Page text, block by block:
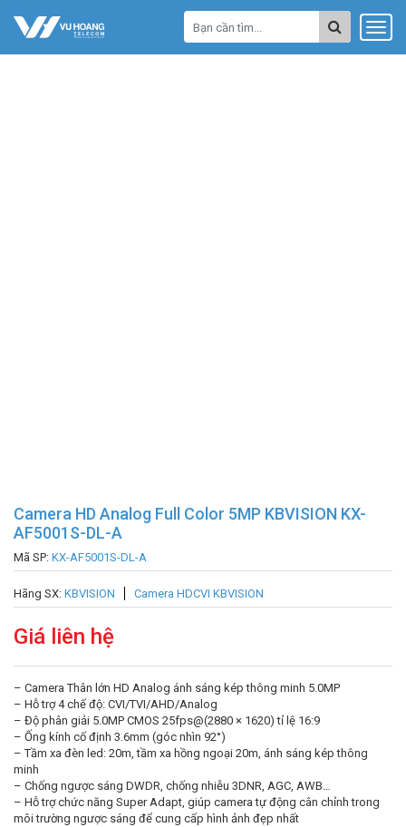
Camera HD Analog Full Color 5MP KBVISION KX-
AF5001S-DL-A
Mã SP: KX-AF5001S-DL-A
Hãng SX: KBVISION Camera HDCVI KBVISION
Giá liên hệ
– Camera Thân lớn HD Analog ánh sáng kép thông minh 5.0MP
– Hỗ trợ 4 chế độ: CVI/TVI/AHD/Analog
– Độ phân giải 5.0MP CMOS 25fps@(2880 × 1620) tỉ lệ 16:9
– Ống kính cố định 3.6mm (góc nhìn 92°)
– Tầm xa đèn led: 20m, tầm xa hồng ngoại 20m, ánh sáng kép thông
minh
– Chống ngược sáng DWDR, chống nhiễu 3DNR, AGC, AWB…
– Hỗ trợ chức năng Super Adapt, giúp camera tự động cân chỉnh trong
môi trường ngược sáng để cung cấp hình ảnh đẹp nhất